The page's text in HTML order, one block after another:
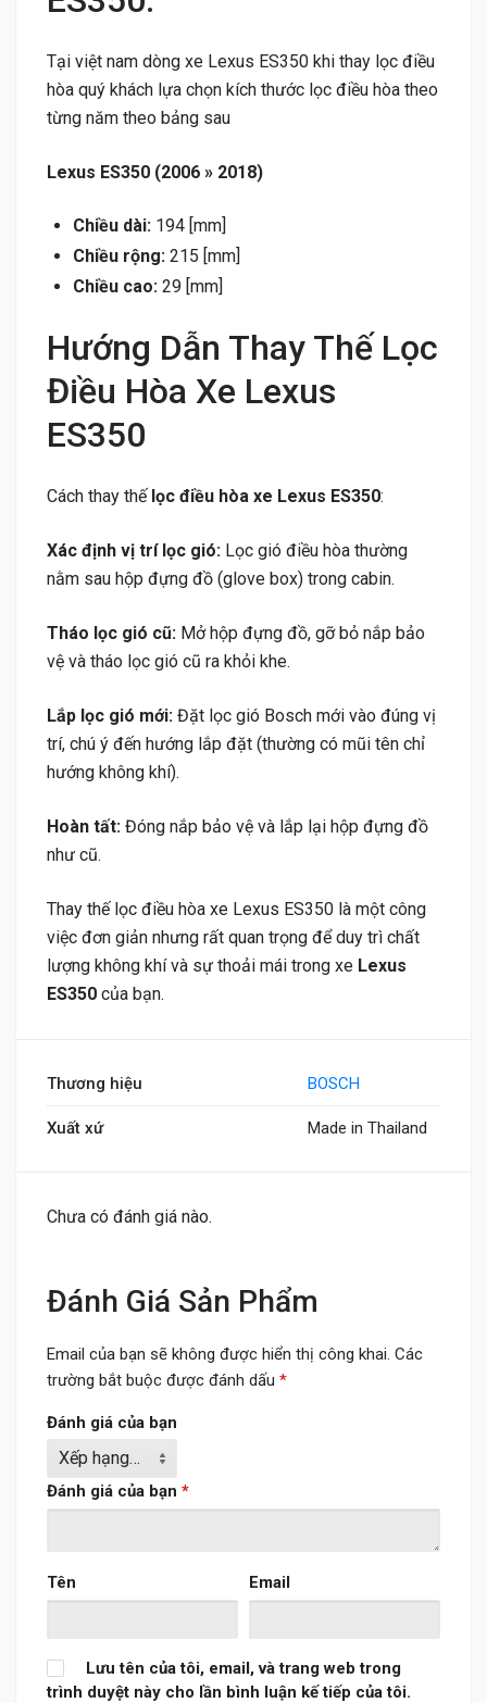
Tại việt nam dòng xe Lexus ES350 khi thay lọc điều
hòa quý khách lựa chọn kích thước lọc điều hòa theo
từng năm theo bảng sau
Lexus ES350 (2006 » 2018)
Chiều dài: 194 [mm]
Chiều rộng: 215 [mm]
Chiều cao: 29 [mm]
Hướng Dẫn Thay Thế Lọc
Điều Hòa Xe Lexus
ES350
Cách thay thế lọc điều hòa xe Lexus ES350:
Xác định vị trí lọc gió: Lọc gió điều hòa thường
nằm sau hộp đựng đồ (glove box) trong cabin.
Tháo lọc gió cũ: Mở hộp đựng đồ, gỡ bỏ nắp bảo
vệ và tháo lọc gió cũ ra khỏi khe.
Lắp lọc gió mới: Đặt lọc gió Bosch mới vào đúng vị
trí, chú ý đến hướng lắp đặt (thường có mũi tên chỉ
hướng không khí).
Hoàn tất: Đóng nắp bảo vệ và lắp lại hộp đựng đồ
như cũ.
Thay thế lọc điều hòa xe Lexus ES350 là một công
việc đơn giản nhưng rất quan trọng để duy trì chất
lượng không khí và sự thoải mái trong xe Lexus
ES350 của bạn.
Thương hiệu BOSCH
Xuất xứ Made in Thailand
Chưa có đánh giá nào.
Đánh Giá Sản Phẩm
Email của bạn sẽ không được hiển thị công khai. Các
trường bắt buộc được đánh dấu *
Đánh giá của bạn
Đánh giá của bạn *
Tên Email
Lưu tên của tôi, email, và trang web trong
trình duyệt này cho lần bình luận kế tiếp của tôi.